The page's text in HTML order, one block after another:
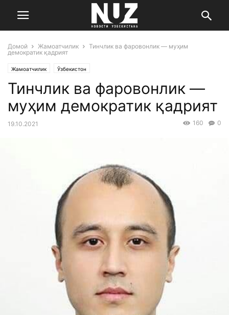
Домой Жамоатчилик
Тинчлик ва фаровонлик — муҳим
демократик қадрият
Жамоатчилик Ўзбекистон
Тинчлик ва фаровонлик —
муҳим демократик қадрият
19.10.2021 0
160